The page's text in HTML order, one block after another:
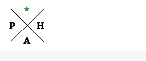
main
content